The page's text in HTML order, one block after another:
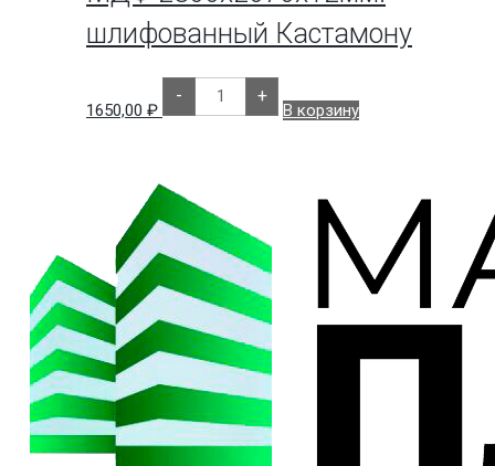
шлифованный Кастамону
1650,00 ₽
-
Количество
товара
МДФ
+
В корзину